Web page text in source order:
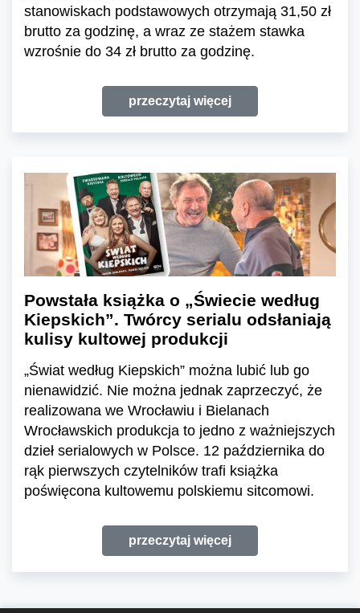
stanowiskach podstawowych otrzymają 31,50 zł
brutto za godzinę, a wraz ze stażem stawka
wzrośnie do 34 zł brutto za godzinę.
przeczytaj więcej
Powstała książka o „Świecie według
Kiepskich”. Twórcy serialu odsłaniają
kulisy kultowej produkcji
„Świat według Kiepskich” można lubić lub go
nienawidzić. Nie można jednak zaprzeczyć, że
realizowana we Wrocławiu i Bielanach
Wrocławskich produkcja to jedno z ważniejszych
dzieł serialowych w Polsce. 12 października do
rąk pierwszych czytelników trafi książka
poświęcona kultowemu polskiemu sitcomowi.
przeczytaj więcej